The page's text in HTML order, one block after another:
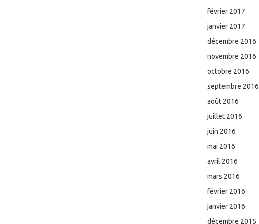
février 2017
janvier 2017
décembre 2016
novembre 2016
octobre 2016
septembre 2016
août 2016
juillet 2016
juin 2016
mai 2016
avril 2016
mars 2016
février 2016
janvier 2016
décembre 2015